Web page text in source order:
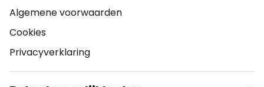
Algemene voorwaarden
Cookies
Privacyverklaring